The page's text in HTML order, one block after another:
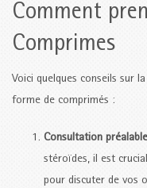
Comment
Comprimes
Voici quelques conseils sur
forme de comprimés :
Consultation
stéroïdes, il est
pour discuter de vos